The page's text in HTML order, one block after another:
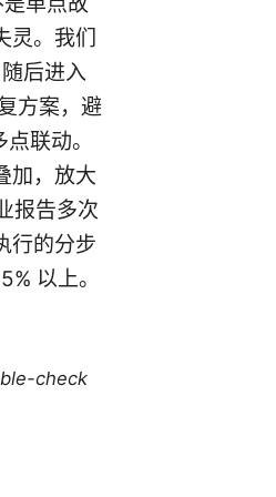
灵。我们
后进入
方案，避
联动。
加，放大
报告多次
行的分步
以上。
check